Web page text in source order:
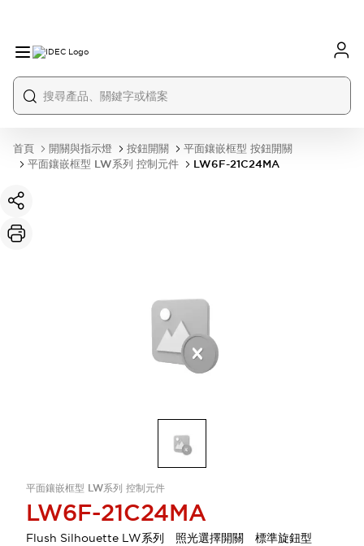
首頁 開關與指示燈 按鈕開關
平面鑲嵌框型 按鈕開關
平面鑲嵌框型 LW系列 控制元件
LW6F-21C24MA
平面鑲嵌框型 LW系列 控制元件
LW6F-21C24MA
Flush Silhouette LW系列 照光選擇開關 標準旋鈕型